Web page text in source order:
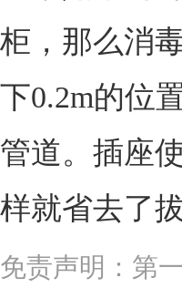
柜，那么消
下0.2m的位
管道。插座
样就省去了
免责声明：第